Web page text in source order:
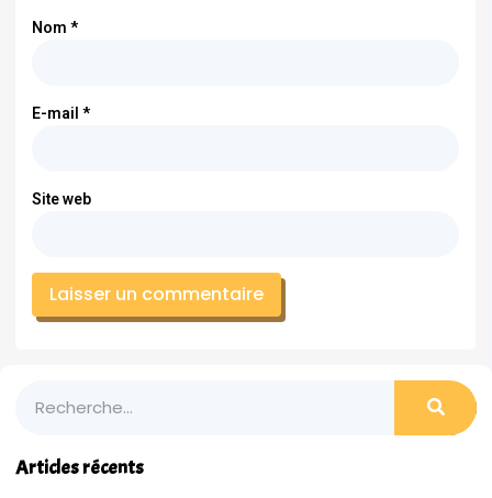
Nom*
E-mail*
Site web
Articles récents